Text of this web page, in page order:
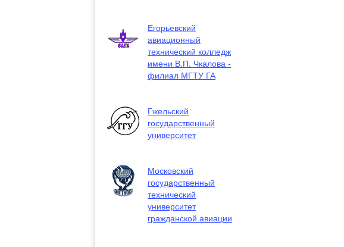
Егорьевский
авиационный
технический колледж
имени В.П. Чкалова -
филиал МГТУ ГА
Гжельский
государственный
университет
Московский
государственный
технический
университет
гражданской авиации